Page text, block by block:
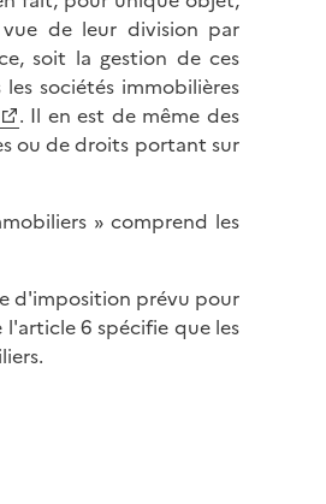
de leur division par
soit la gestion de ces
sociétés immobilières
. Il en est de même des
ou de droits portant sur
» comprend les
d'imposition prévu pour
6 spécifie que les